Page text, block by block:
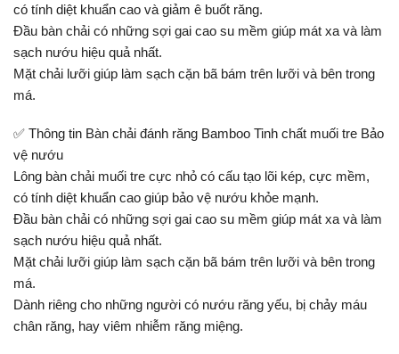
có tính diệt khuẩn cao và giảm ê buốt răng.
Đầu bàn chải có những sợi gai cao su mềm giúp mát xa và làm
sạch nướu hiệu quả nhất.
Mặt chải lưỡi giúp làm sạch cặn bã bám trên lưỡi và bên trong
má.
✅ Thông tin Bàn chải đánh răng Bamboo Tinh chất muối tre Bảo
vệ nướu
Lông bàn chải muối tre cực nhỏ có cấu tạo lõi kép, cực mềm,
có tính diệt khuẩn cao giúp bảo vệ nướu khỏe mạnh.
Đầu bàn chải có những sợi gai cao su mềm giúp mát xa và làm
sạch nướu hiệu quả nhất.
Mặt chải lưỡi giúp làm sạch cặn bã bám trên lưỡi và bên trong
má.
Dành riêng cho những người có nướu răng yếu, bị chảy máu
chân răng, hay viêm nhiễm răng miệng.